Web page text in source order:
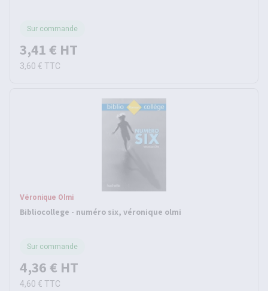
Sur commande
3,41 € HT
3,60 € TTC
Véronique Olmi
Bibliocollege - numéro six, véronique olmi
Sur commande
4,36 € HT
4,60 € TTC